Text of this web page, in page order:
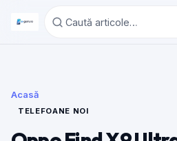
Acasă
TELEFOANE NOI